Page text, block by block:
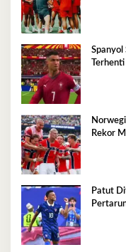
Spanyol
Terhenti
Rekor
Patut